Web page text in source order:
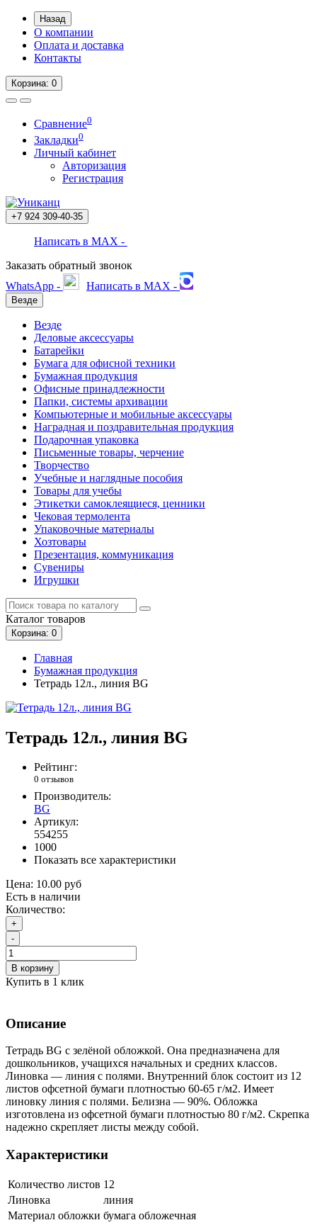
Назад
О компании
Оплата и доставка
Контакты
Корзина: 0
Сравнение0
Закладки0
Личный кабинет
Авторизация
Регистрация
+7 924 309-40-35
Написать в MAX -
Заказать обратный звонок
WhatsApp -
Написать в MAX -
Везде
Везде
Деловые аксессуары
Батарейки
Бумага для офисной техники
Бумажная продукция
Офисные принадлежности
Папки, системы архивации
Компьютерные и мобильные аксессуары
Наградная и поздравительная продукция
Подарочная упаковка
Письменные товары, черчение
Творчество
Учебные и наглядные пособия
Товары для учебы
Этикетки самоклеящиеся, ценники
Чековая термолента
Упаковочные материалы
Хозтовары
Презентация, коммуникация
Сувениры
Игрушки
Каталог товаров
Корзина: 0
Главная
Бумажная продукция
Тетрадь 12л., линия BG
Тетрадь 12л., линия BG
Рейтинг:
0 отзывов
Производитель:
BG
Артикул:
554255
1000
Показать все характеристики
Цена: 10.00 руб
Есть в наличии
Количество:
+
-
В корзину
Купить в 1 клик
Описание
Тетрадь BG с зелёной обложкой. Она предназначена для
дошкольников, учащихся начальных и средних классов.
Линовка — линия с полями. Внутренний блок состоит из 12
листов офсетной бумаги плотностью 60-65 г/м2. Имеет
линовку линия с полями. Белизна — 90%. Обложка
изготовлена из офсетной бумаги плотностью 80 г/м2. Скрепка
надежно скрепляет листы между собой.
Характеристики
Количество листов 12
Линовка
линия
Материал обложки бумага обложечная